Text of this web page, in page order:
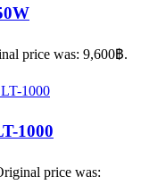
price was: 9,600฿.
1000
price was: